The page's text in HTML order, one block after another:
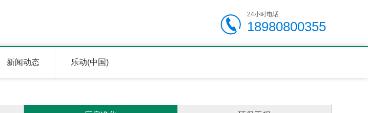
24小时电话
18980800355
新闻动态 乐动(中国)